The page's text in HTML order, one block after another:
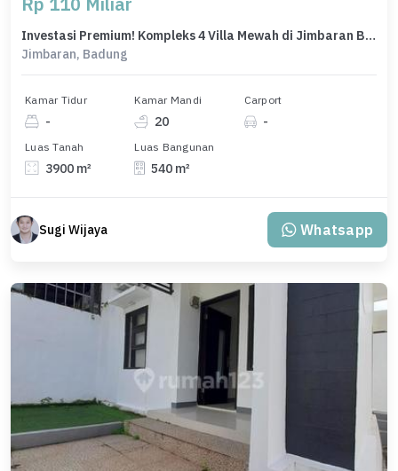
Investasi Premium! Kompleks 4 Villa Mewah di Jimbaran Bali - View Eksotis & Fasilitas Lengkap
Jimbaran, Badung
Kamar Tidur
-
Kamar Mandi
20
Carport
-
Luas Tanah
3900 m²
Luas Bangunan
540 m²
Sugi Wijaya Whatsapp